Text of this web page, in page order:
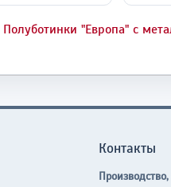
Полуботинки "Европа" с
Контакты